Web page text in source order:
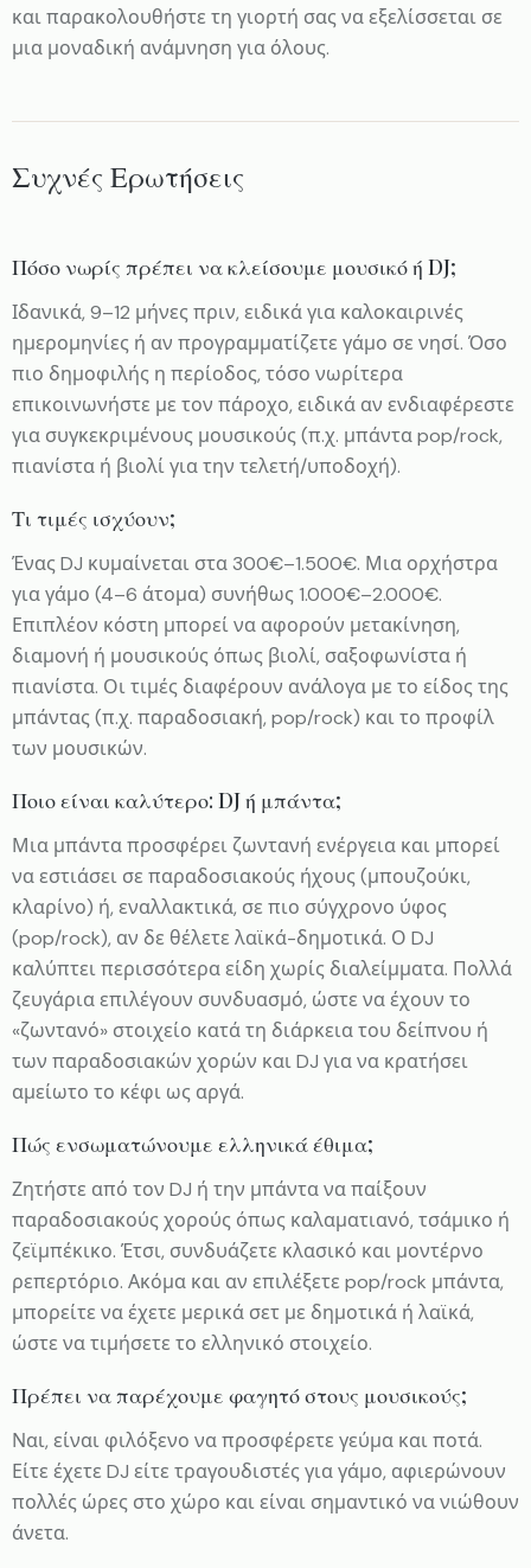
και παρακολουθήστε τη γιορτή σας να εξελίσσεται σε
μια μοναδική ανάμνηση για όλους.
Συχνές Ερωτήσεις
Πόσο νωρίς πρέπει να κλείσουμε μουσικό ή DJ;
Ιδανικά, 9–12 μήνες πριν, ειδικά για καλοκαιρινές
ημερομηνίες ή αν προγραμματίζετε γάμο σε νησί. Όσο
πιο δημοφιλής η περίοδος, τόσο νωρίτερα
επικοινωνήστε με τον πάροχο, ειδικά αν ενδιαφέρεστε
για συγκεκριμένους μουσικούς (π.χ. μπάντα pop/rock,
πιανίστα ή βιολί για την τελετή/υποδοχή).
Τι τιμές ισχύουν;
Ένας DJ κυμαίνεται στα 300€–1.500€. Μια ορχήστρα
για γάμο (4–6 άτομα) συνήθως 1.000€–2.000€.
Επιπλέον κόστη μπορεί να αφορούν μετακίνηση,
διαμονή ή μουσικούς όπως βιολί, σαξοφωνίστα ή
πιανίστα. Οι τιμές διαφέρουν ανάλογα με το είδος της
μπάντας (π.χ. παραδοσιακή, pop/rock) και το προφίλ
των μουσικών.
Ποιο είναι καλύτερο: DJ ή μπάντα;
Μια μπάντα προσφέρει ζωντανή ενέργεια και μπορεί
να εστιάσει σε παραδοσιακούς ήχους (μπουζούκι,
κλαρίνο) ή, εναλλακτικά, σε πιο σύγχρονο ύφος
(pop/rock), αν δε θέλετε λαϊκά-δημοτικά. Ο DJ
καλύπτει περισσότερα είδη χωρίς διαλείμματα. Πολλά
ζευγάρια επιλέγουν συνδυασμό, ώστε να έχουν το
«ζωντανό» στοιχείο κατά τη διάρκεια του δείπνου ή
των παραδοσιακών χορών και DJ για να κρατήσει
αμείωτο το κέφι ως αργά.
Πώς ενσωματώνουμε ελληνικά έθιμα;
Ζητήστε από τον DJ ή την μπάντα να παίξουν
παραδοσιακούς χορούς όπως καλαματιανό, τσάμικο ή
ζεϊμπέκικο. Έτσι, συνδυάζετε κλασικό και μοντέρνο
ρεπερτόριο. Ακόμα και αν επιλέξετε pop/rock μπάντα,
μπορείτε να έχετε μερικά σετ με δημοτικά ή λαϊκά,
ώστε να τιμήσετε το ελληνικό στοιχείο.
Πρέπει να παρέχουμε φαγητό στους μουσικούς;
Ναι, είναι φιλόξενο να προσφέρετε γεύμα και ποτά.
Είτε έχετε DJ είτε τραγουδιστές για γάμο, αφιερώνουν
πολλές ώρες στο χώρο και είναι σημαντικό να νιώθουν
άνετα.